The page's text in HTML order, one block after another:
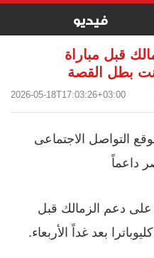
فيديو
قبل مباراة
بطل القصة
2026-05-18T17:03:26+03:00
التواصل الاجتماعى
داعماً
دعم الزمالك قبل
بعد غداً الأربعاء.